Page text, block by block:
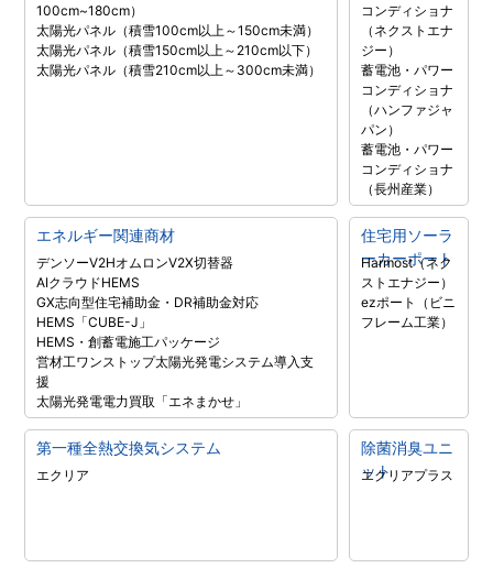
100cm~180cm）
太陽光パネル（積雪100cm以上～150cm未満）
太陽光パネル（積雪150cm以上～210cm以下）
太陽光パネル（積雪210cm以上～300cm未満）
コンディショナ
（ネクストエナ
ジー）
蓄電池・パワー
コンディショナ
（ハンファジャ
パン）
蓄電池・パワー
コンディショナ
（長州産業）
エネルギー関連商材
デンソーV2HオムロンV2X切替器
AIクラウドHEMS
GX志向型住宅補助金・DR補助金対応
HEMS「CUBE-J」
HEMS・創蓄電施工パッケージ
営材工ワンストップ太陽光発電システム導入支
援
太陽光発電電力買取「エネまかせ」
住宅用ソーラ
ーカーポート
Harmost（ネク
ストエナジー）
ezポート（ビニ
フレーム工業）
第一種全熱交換気システム
エクリア
除菌消臭ユニ
ット
エクリアプラス